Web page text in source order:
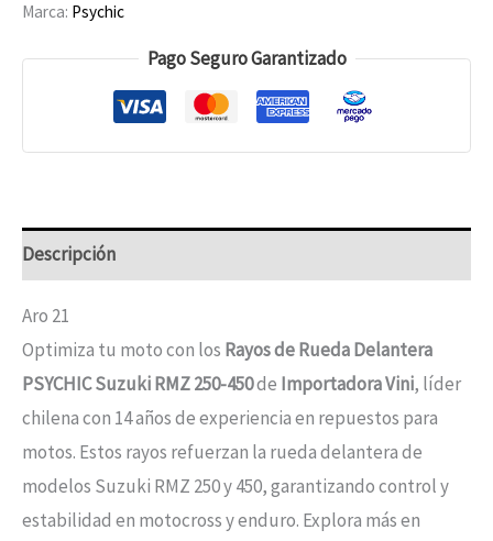
Marca: Psychic
Pago Seguro Garantizado
Descripción
Aro 21
Optimiza tu moto con los Rayos de Rueda Delantera
PSYCHIC Suzuki RMZ 250-450de Importadora Vini, líder
chilena con 14 años de experiencia en repuestos para
motos. Estos rayos refuerzan la rueda delantera de
modelos Suzuki RMZ 250 y 450, garantizando control y
estabilidad en motocross y enduro. Explora más en